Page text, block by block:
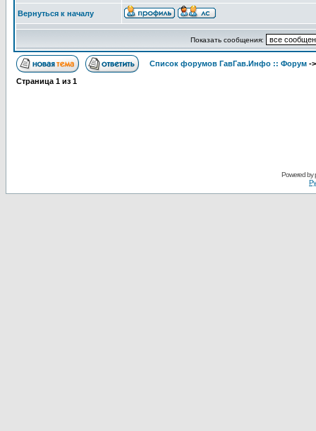
Вернуться к началу
Показать сообщения:
Список форумов ГавГав.Инфо :: Форум -
Страница 1 из 1
Powered by